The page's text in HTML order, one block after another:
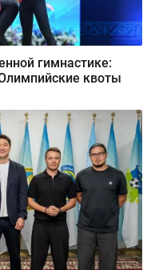
гимнастике:
квоты